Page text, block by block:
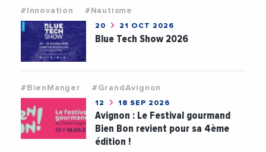
#Innovation #Nautisme
20 21 OCT 2026
Blue Tech Show 2026
#BienManger #GrandAvignon
12 18 SEP 2026
Avignon : Le Festival gourmand
Bien Bon revient pour sa 4ème
édition !